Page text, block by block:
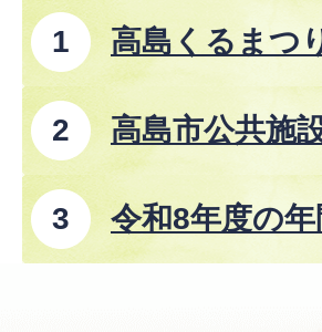
高島くるまつ
高島市公共施
令和8年度の